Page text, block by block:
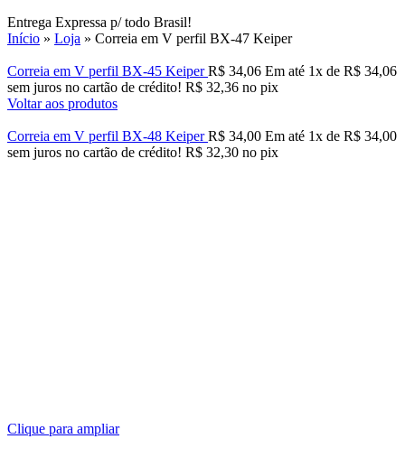
Entrega Expressa p/ todo Brasil!
Início » Loja » Correia em V perfil BX-47 Keiper
Correia em V perfil BX-45 KeiperR$ 34,06 Em até 1x de R$ 34,06
sem juros no cartão de crédito! R$ 32,36 no pix
Voltar aos produtos
Correia em V perfil BX-48 KeiperR$ 34,00 Em até 1x de R$ 34,00
sem juros no cartão de crédito! R$ 32,30 no pix
Clique para ampliar